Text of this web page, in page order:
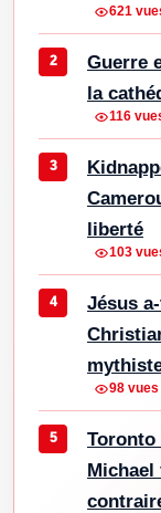
621
Guerre
la
116
liberté
103
Jésus
98 vues
Toronto
Michael